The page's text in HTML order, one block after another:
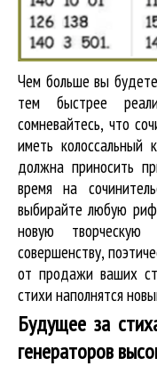
Чем больше вы
тем быстрее
сомневайтесь, что
иметь колоссальный
должна приносить
время на
выбирайте любую
новую
совершенству,
от продажи ваших
стихи наполнятся
Будущее за
генераторов